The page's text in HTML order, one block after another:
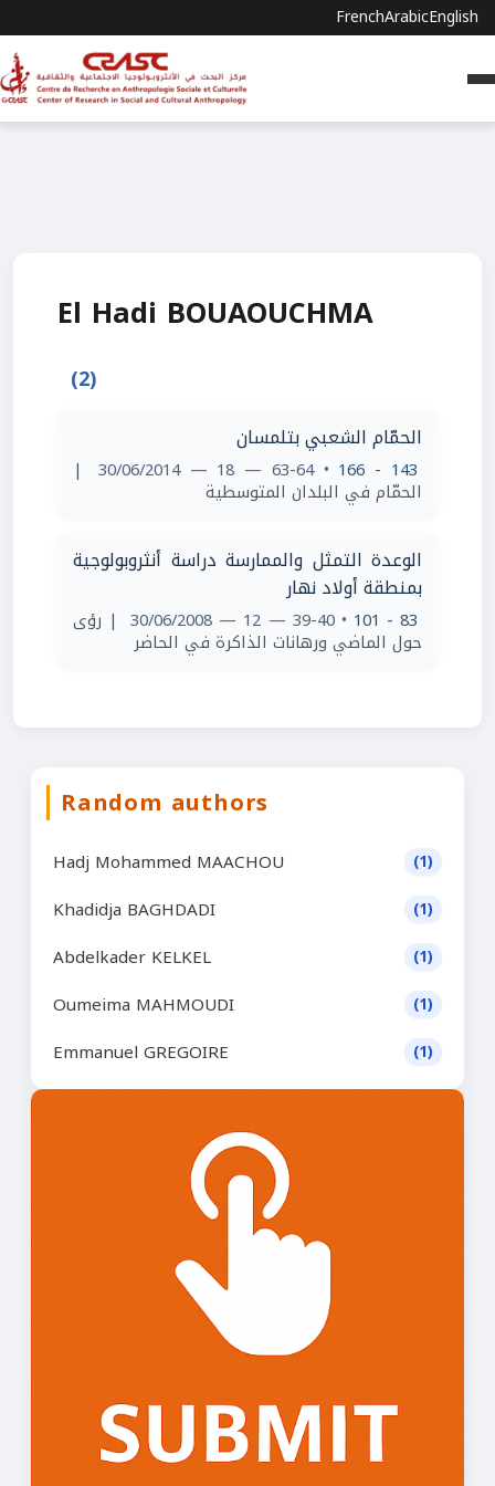
FrenchArabicEnglish
El Hadi BOUAOUCHMA
(2)
الحمّام الشعبي بتلمسان
143 - 166
• 63-64 — 18 — 30/06/2014
|
الحمّام في البلدان المتوسطية
الوعدة التمثل والممارسة دراسة أنثروبولوجية
بمنطقة أولاد نهار
83 - 101
• 39-40 — 12 — 30/06/2008 | رؤى
حول الماضي ورهانات الذاكرة في الحاضر
Random authors
Hadj Mohammed MAACHOU (1)
Khadidja BAGHDADI (1)
Abdelkader KELKEL (1)
Oumeima MAHMOUDI (1)
Emmanuel GREGOIRE (1)